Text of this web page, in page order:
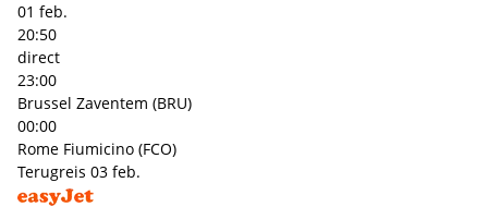
01 feb.
20:50
direct
23:00
Brussel Zaventem (BRU)
00:00
Rome Fiumicino (FCO)
Terugreis 03 feb.